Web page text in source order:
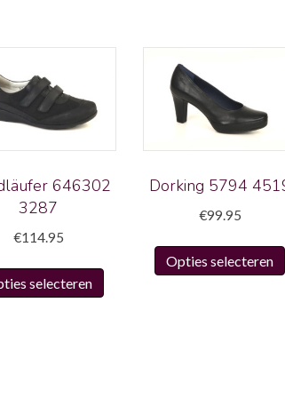
646302
3287
€114.95
selecteren
Dit
Dorking 5794
€99.95
Opties selecteren